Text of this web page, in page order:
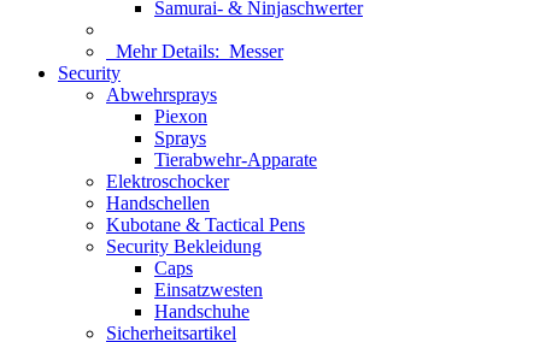
Samurai- & Ninjaschwerter
Mehr Details: Messer
Security
Abwehrsprays
Piexon
Sprays
Tierabwehr-Apparate
Elektroschocker
Handschellen
Kubotane & Tactical Pens
Security Bekleidung
Caps
Einsatzwesten
Handschuhe
Sicherheitsartikel